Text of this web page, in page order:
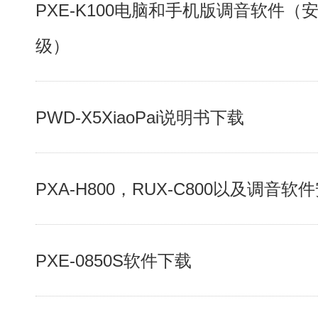
PXE-K100电脑和手机版调音软件（
级）
PWD-X5XiaoPai说明书下载
PXA-H800，RUX-C800以及调音软
PXE-0850S软件下载